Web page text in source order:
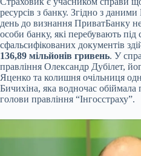
ресурсів з банку. Згідно з
день до визнання ПриватБанку
особи банку, які перебувають під
сфальсифікованих документів
136,89 мільйонів гривень. У
правління Олександр Дубілет,
Яценко та колишня очільниця
Бичихіна, яка водночас
голови правління “Інгосстраху”.